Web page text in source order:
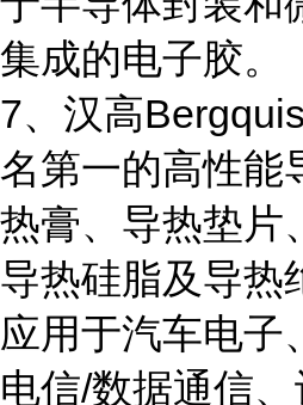
集成的电子胶。
7、汉高
名第一的高性能
热膏、导热垫片
导热硅脂及导热
应用于汽车电子
电信/数据通信